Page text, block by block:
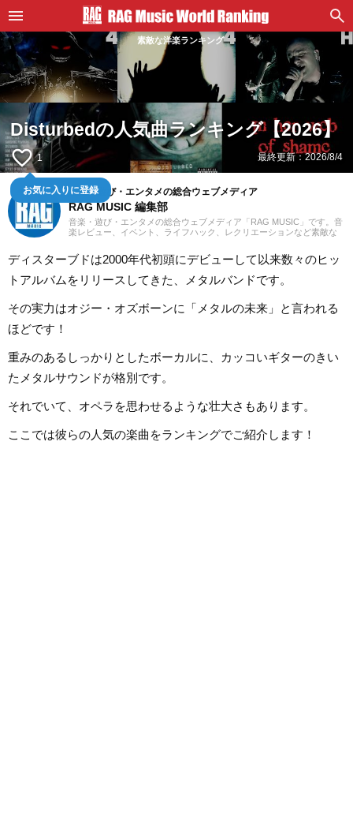
素敵な洋楽ランキング
Disturbedの人気曲ランキング【2026】
favorite_border 1
お気に入りに登録
最終更新：2026/8/4
音楽・遊び・エンタメの総合ウェブメディア
RAG MUSIC 編集部
音楽・遊び・エンタメの総合ウェブメディア「RAG MUSIC」です。音
楽レビュー、イベント、ライフハック、レクリエーションなど素敵な
ディスターブドは2000年代初頭にデビューして以来数々のヒッ
トアルバムをリリースしてきた、メタルバンドです。
その実力はオジー・オズボーンに「メタルの未来」と言われる
ほどです！
重みのあるしっかりとしたボーカルに、カッコいギターのきい
たメタルサウンドが格別です。
それでいて、オペラを思わせるような壮大さもあります。
ここでは彼らの人気の楽曲をランキングでご紹介します！